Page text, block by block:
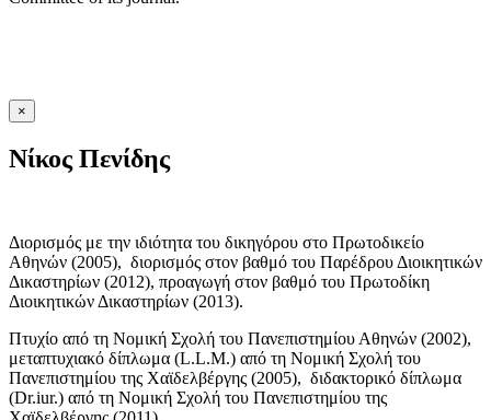
×
Νίκος Πενίδης
Διορισμός με την ιδιότητα του δικηγόρου στο Πρωτοδικείο
Αθηνών (2005), διορισμός στον βαθμό του Παρέδρου Διοικητικών
Δικαστηρίων (2012), προαγωγή στον βαθμό του Πρωτοδίκη
Διοικητικών Δικαστηρίων (2013).
Πτυχίο από τη Νομική Σχολή του Πανεπιστημίου Αθηνών (2002),
μεταπτυχιακό δίπλωμα (L.L.M.) από τη Νομική Σχολή του
Πανεπιστημίου της Χαϊδελβέργης (2005), διδακτορικό δίπλωμα
(Dr.iur.) από τη Νομική Σχολή του Πανεπιστημίου της